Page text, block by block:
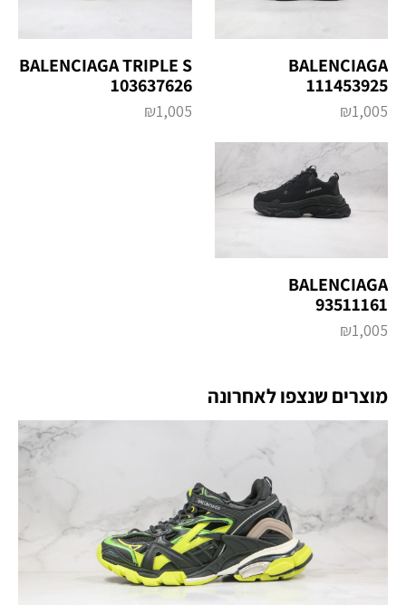
BALENCIAGA
111453925
₪1,005
BALENCIAGA TRIPLE S
103637626
₪1,005
BALENCIAGA
93511161
₪1,005
מוצרים שנצפו לאחרונה